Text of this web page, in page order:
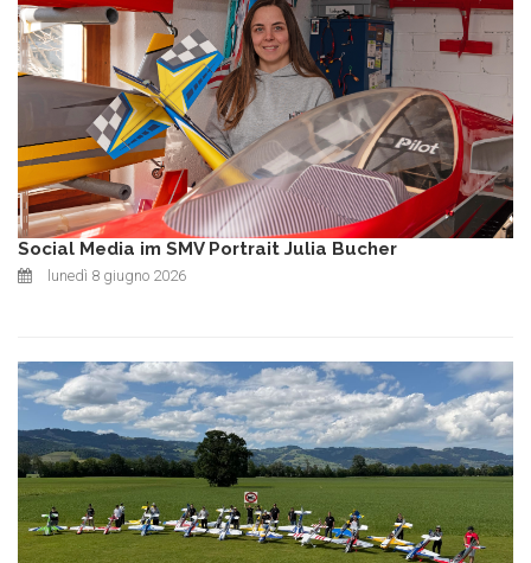
Social Media im SMV Portrait Julia Bucher
lunedì 8 giugno 2026